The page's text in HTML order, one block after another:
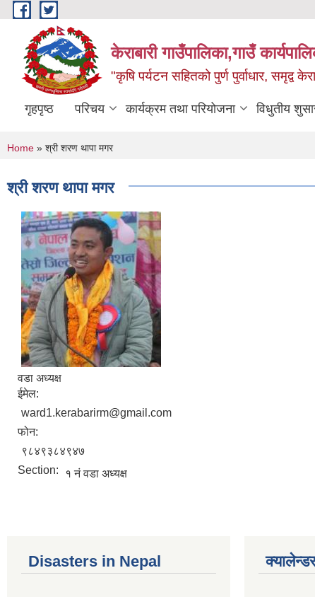
Skip to main content
केराबारी गाउँपालिका,गाउँ
"कृषि पर्यटन सहितको पुर्ण पुर्वाधार, समृद्व
गृहपृष्ठ परिचय कार्यक्रम तथा परियोजना विधुतीय
You are here
Home » श्री शरण थापा मगर
श्री शरण थापा मगर
वडा अध्यक्ष
ईमेल:
ward1.kerabarirm@gmail.com
फोन:
९८४९३८४९४७
Section:
१ नं वडा अध्यक्ष
Disasters in Nepal